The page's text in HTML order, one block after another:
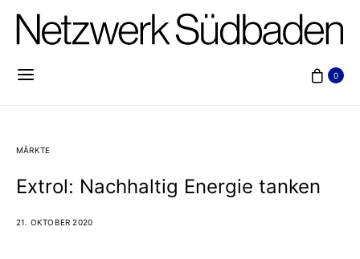
0
MÄRKTE
Extrol: Nachhaltig Energie tanken
21. OKTOBER 2020